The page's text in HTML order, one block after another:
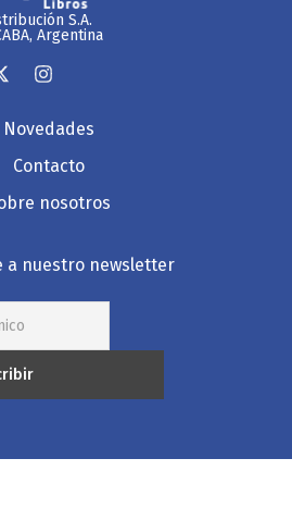
S.A.
Argentina
Novedades
Contacto
nosotros
a nuestro newsletter